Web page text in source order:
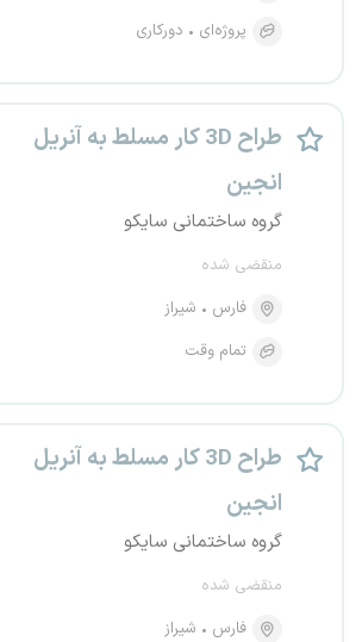
پروژه‌ای دورکاری
طراح 3D کار مسلط به آنریل
انجین
گروه ساختمانی سایکو
منقضی شده
فارس
شیراز
تمام وقت
طراح 3D کار مسلط به آنریل
انجین
گروه ساختمانی سایکو
منقضی شده
فارس
شیراز